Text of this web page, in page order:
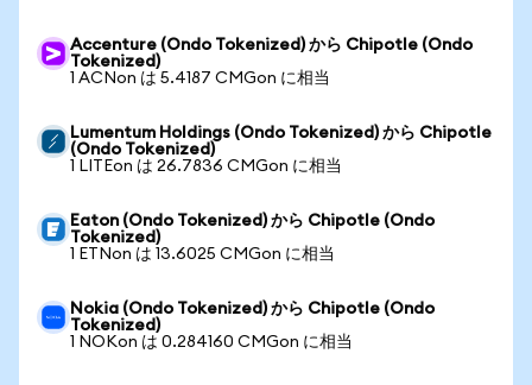
Accenture (Ondo Tokenized) から Chipotle (Ondo
Tokenized)
1 ACNon は 5.4187 CMGon に相当
Lumentum Holdings (Ondo Tokenized) から Chipotle
(Ondo Tokenized)
1 LITEon は 26.7836 CMGon に相当
Eaton (Ondo Tokenized) から Chipotle (Ondo
Tokenized)
1 ETNon は 13.6025 CMGon に相当
Nokia (Ondo Tokenized) から Chipotle (Ondo
Tokenized)
1 NOKon は 0.284160 CMGon に相当